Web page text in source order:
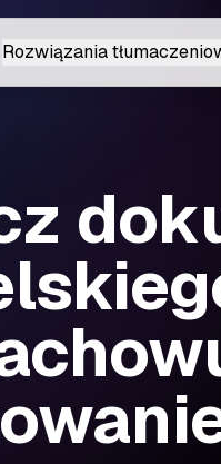
Rozwiązania